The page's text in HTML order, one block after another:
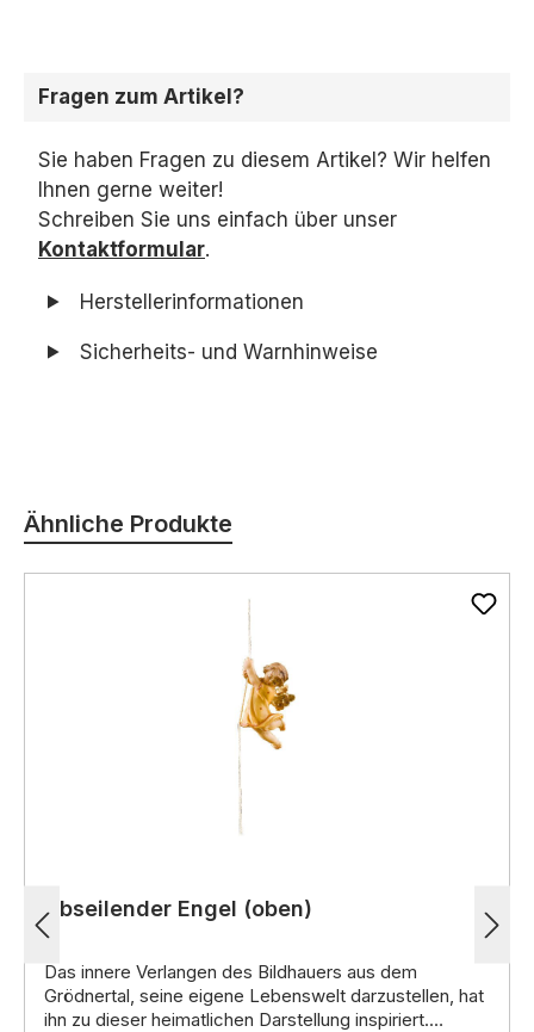
Fragen zum Artikel?
Sie haben Fragen zu diesem Artikel? Wir helfen
Ihnen gerne weiter!
Schreiben Sie uns einfach über unser
Kontaktformular.
Herstellerinformationen
Sicherheits- und Warnhinweise
Ähnliche Produkte
Abseilender Engel (oben)
Das innere Verlangen des Bildhauers aus dem
Grödnertal, seine eigene Lebenswelt darzustellen, hat
ihn zu dieser heimatlichen Darstellung inspiriert.